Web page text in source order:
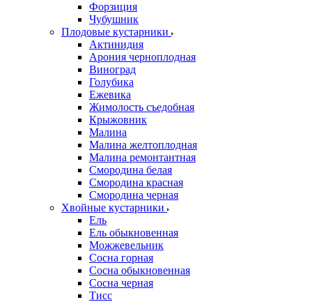
Форзиция
Чубушник
Плодовые кустарники
Актинидия
Арония черноплодная
Виноград
Голубика
Ежевика
Жимолость съедобная
Крыжовник
Малина
Малина желтоплодная
Малина ремонтантная
Смородина белая
Смородина красная
Смородина черная
Хвойные кустарники
Ель
Ель обыкновенная
Можжевельник
Сосна горная
Сосна обыкновенная
Сосна черная
Тисс